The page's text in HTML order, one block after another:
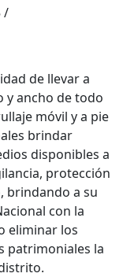
/
de llevar a
y ancho de todo
móvil y a pie
brindar
disponibles a
protección
brindando a su
con la
eliminar los
patrimoniales la